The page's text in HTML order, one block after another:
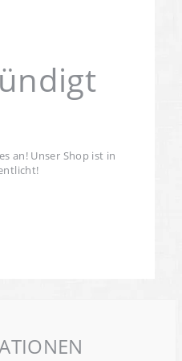
an! Unser Shop ist in